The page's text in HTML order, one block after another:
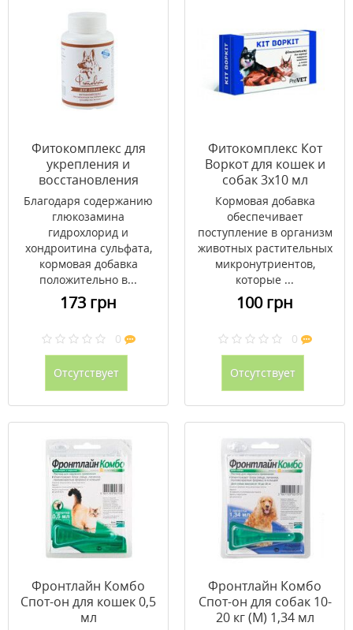
Фитокомплекс для
укрепления и
восстановления
суставов и связок для
собак №100
Благодаря содержанию
глюкозамина
гидрохлорид и
хондроитина сульфата,
кормовая добавка
положительно в...
173 грн
0
Отсутствует
Фитокомплекс Кот
Воркот для кошек и
собак 3х10 мл
Кормовая добавка
обеспечивает
поступление в организм
животных растительных
микронутриентов,
которые ...
100 грн
0
Отсутствует
Фронтлайн Комбо
Спот-он для кошек 0,5
мл
Фронтлайн Комбо
Спот-он для собак 10-
20 кг (M) 1,34 мл